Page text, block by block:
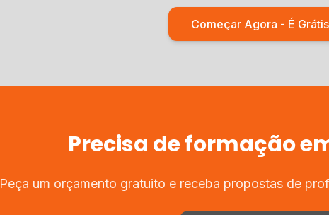
Começar Agora - É Grátis
Precisa deformação
Peça um orçamento gratuito e receba propostas de